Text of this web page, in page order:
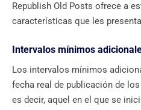
Republish Old Posts ofrece a
características que les
Intervalos mínimos
Los intervalos mínimos
fecha real de publicación de
es decir, aquel en el que se